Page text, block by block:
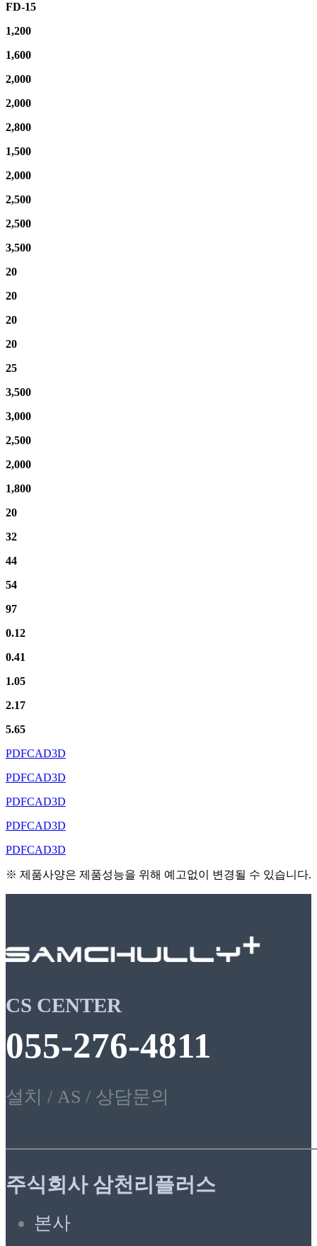
FD-15
1,200
1,600
2,000
2,000
2,800
1,500
2,000
2,500
2,500
3,500
20
20
20
20
25
3,500
3,000
2,500
2,000
1,800
20
32
44
54
97
0.12
0.41
1.05
2.17
5.65
PDFCAD3D
PDFCAD3D
PDFCAD3D
PDFCAD3D
PDFCAD3D
※ 제품사양은 제품성능을 위해 예고없이 변경될 수 있습니다.
CS CENTER
055-276-4811
설치 / AS / 상담문의
주식회사 삼천리플러스
본사